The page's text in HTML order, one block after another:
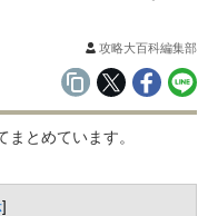
攻略大百科編集部
まとめています。
]